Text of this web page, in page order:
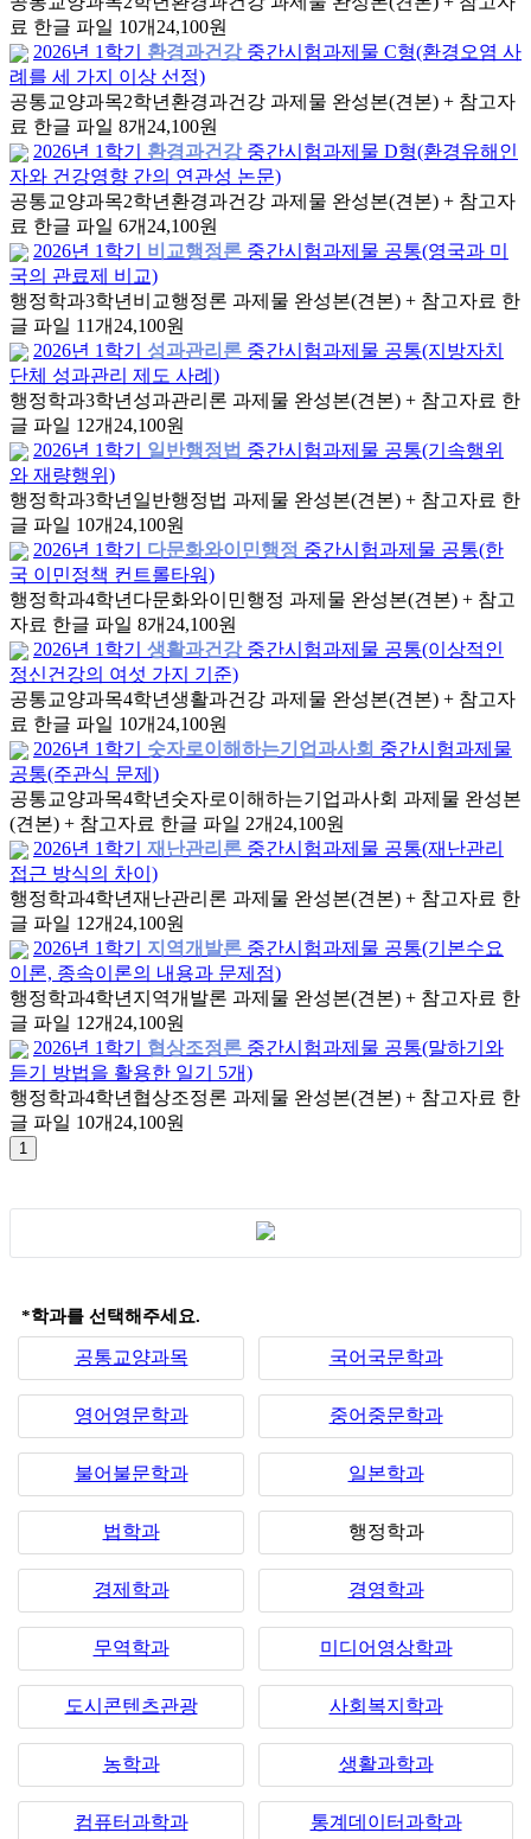
료 한글 파일 10개 24,100원
2026년 1학기
환경과건강 중간시험과제물 C형(환경오염 사
례를 세 가지 이상 선정)
공통교양과목2학년 환경과건강 과제물 완성본(견본) + 참고자
료 한글 파일 8개 24,100원
2026년 1학기
환경과건강 중간시험과제물 D형(환경유해인
자와 건강영향 간의 연관성 논문)
공통교양과목2학년 환경과건강 과제물 완성본(견본) + 참고자
료 한글 파일 6개 24,100원
2026년 1학기
비교행정론 중간시험과제물 공통(영국과 미
국의 관료제 비교)
행정학과3학년 비교행정론 과제물 완성본(견본) + 참고자료 한
글 파일 11개 24,100원
2026년 1학기
성과관리론 중간시험과제물 공통(지방자치
단체 성과관리 제도 사례)
행정학과3학년 성과관리론 과제물 완성본(견본) + 참고자료 한
글 파일 12개 24,100원
2026년 1학기
일반행정법 중간시험과제물 공통(기속행위
와 재량행위)
행정학과3학년 일반행정법 과제물 완성본(견본) + 참고자료 한
글 파일 10개 24,100원
2026년 1학기
다문화와이민행정 중간시험과제물 공통(한
국 이민정책 컨트롤타워)
행정학과4학년 다문화와이민행정 과제물 완성본(견본) + 참고
자료 한글 파일 8개 24,100원
2026년 1학기
생활과건강 중간시험과제물 공통(이상적인
정신건강의 여섯 가지 기준)
공통교양과목4학년생활과건강 과제물 완성본(견본) + 참고자
료 한글 파일 10개 24,100원
2026년 1학기
숫자로이해하는기업과사회 중간시험과제물
공통(주관식 문제)
공통교양과목4학년 숫자로이해하는기업과사회 과제물 완성본
(견본) + 참고자료 한글 파일 2개 24,100원
2026년 1학기
재난관리론 중간시험과제물 공통(재난관리
접근 방식의 차이)
행정학과4학년재난관리론 과제물 완성본(견본) + 참고자료 한
글 파일 12개 24,100원
2026년 1학기
지역개발론 중간시험과제물 공통(기본수요
이론, 종속이론의 내용과 문제점)
행정학과4학년 지역개발론 과제물 완성본(견본) + 참고자료 한
글 파일 12개 24,100원
2026년 1학기
협상조정론 중간시험과제물 공통(말하기와
듣기 방법을 활용한 일기 5개)
행정학과4학년 협상조정론 과제물 완성본(견본) + 참고자료 한
글 파일 10개 24,100원
*학과를 선택해주세요.
공통교양과목 국어국문학과
영어영문학과 중어중문학과
불어불문학과 일본학과
법학과 행정학과
경제학과 경영학과
무역학과 미디어영상학과
도시콘텐츠관광 사회복지학과
농학과 생활과학과
컴퓨터과학과 통계데이터과학과